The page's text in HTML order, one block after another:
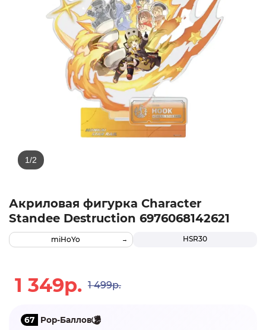
Акриловая фигурка Character
Standee Destruction 6976068142621
HSR30
miHoYo
1 349р. 1 499р.
67 Pop-Баллов